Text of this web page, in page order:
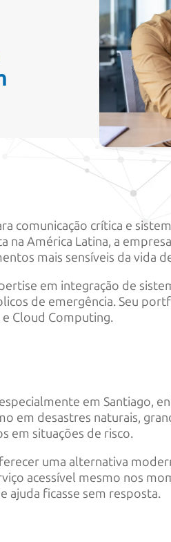
comunicação crítica e
na América Latina, a
mais sensíveis da vida
em integração de
de emergência. Seu
Cloud Computing.
em Santiago,
em desastres naturais,
em situações de risco.
uma alternativa
acessível mesmo nos
ajuda ficasse sem resposta.